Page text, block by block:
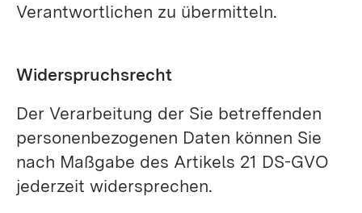
Verantwortlichen zu übermitteln.
Widerspruchsrecht
Der Verarbeitung der Sie betreffenden
personenbezogenen Daten können Sie
nach Maßgabe des Artikels 21 DS-GVO
jederzeit widersprechen.